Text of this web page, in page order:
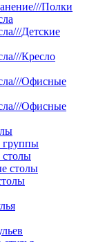
Полки
Детские
Кресло
Офисные
Офисные
группы
столы